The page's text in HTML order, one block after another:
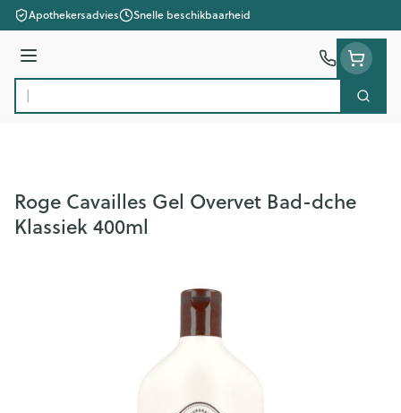
Ga naar de inhoud
Apothekersadvies Snelle beschikbaarheid
Menu
Product, merk, categorie...
Zoek
Roge Cavailles Gel Overvet Bad-dche
Klassiek 400ml